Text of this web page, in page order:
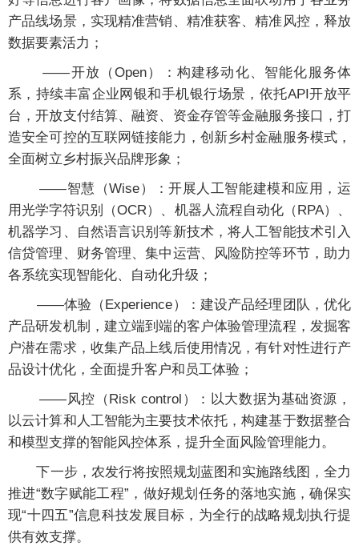
产品线场景，实现精准营销、精准获客、精准风控，释放
数据要素活力；
——开放（Open）：构建移动化、智能化服务体
系，持续丰富企业网银和手机银行场景，依托API开放平
台，开放支付结算、融资、资金存管等金融服务接口，打
造安全可控的互联网链接能力，创新乡村金融服务模式，
全面树立乡村振兴品牌形象；
——智慧（Wise）：开展人工智能建模和应用，运
用光学字符识别（OCR）、机器人流程自动化（RPA）、
机器学习、自然语言识别等新技术，将人工智能技术引入
信贷管理、财务管理、集中运营、风险防控等环节，助力
各系统实现智能化、自动化升级；
——体验（Experience）：建设产品经理团队，优化
产品研发机制，建立端到端的客户体验管理流程，发掘客
户潜在需求，收集产品上线后使用情况，有针对性进行产
品设计优化，全面提升客户和员工体验；
——风控（Risk control）：以大数据为基础资源，
以云计算和人工智能为主要技术依托，构建基于数据整合
和模型支撑的智能风控体系，提升全面风险管理能力。
下一步，农发行将按照规划蓝图和实施路线图，全力
推进“数字赋能工程”，做好规划任务的落地实施，确保实
现“十四五”信息科技发展目标，为全行的战略规划执行提
供有效支撑。